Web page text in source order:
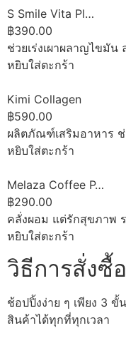
S Smile Vita Pl…
฿390.00
ช่วยเร่งเผาผลาญไขมัน
หยิบใส่ตะกร้า
Kimi Collagen
฿590.00
ผลิตภัณฑ์เสริมอาหาร ช่
หยิบใส่ตะกร้า
Melaza Coffee P…
฿290.00
คลั่งผอม แต่รักสุขภาพ
หยิบใส่ตะกร้า
วิธีการสั่งซื้
ช้อปปิ้งง่าย ๆ เพียง 3
สินค้าได้ทุกที่ทุกเวลา